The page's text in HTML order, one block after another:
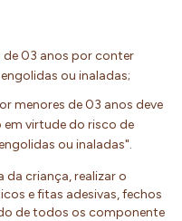
de 03 anos por conter
ou inaladas;
menores de 03 anos deve
virtude do risco de
ou inaladas".
da criança, realizar o
e fitas adesivas, fechos
de todos os componente